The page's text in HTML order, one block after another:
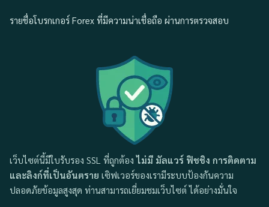
รายชื่อโบรกเกอร์ Forex ที่มีความน่าเชื่อถือ ผ่านการตรวจสอบ
เว็บไซต์นี้มีใบรับรอง SSL ที่ถูกต้องไม่มี มัลแวร์ ฟิชชิง การติดตาม
และลิงก์ที่เป็นอันตราย เซิฟเวอร์ของเรามีระบบป้องกันความ
ปลอดภัยข้อมูลสูงสุด ท่านสามารถเยี่ยมชมเว็บไซต์ ได้อย่างมั่นใจ